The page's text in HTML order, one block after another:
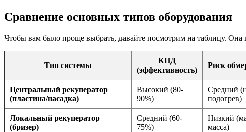
Сравнение основных типов оборудования
Чтобы вам было проще выбрать, давайте посмотрим на таблицу. Она
Тип системы
КПД
(эффективность)
Риск
Центральный рекуператор
(пластина/насадка)
Высокий (80-
90%)
Средний
подогрев)
Локальный рекуператор
(бризер)
Средний (60-
75%)
Низкий
масса)